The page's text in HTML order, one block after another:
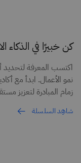
كن خبيرًا في الذكاء
اكتسب المعرفة لتحديد
نمو الأعمال. ابدأ مع
زمام المبادرة لتعزيز
شاهِد السلسلة